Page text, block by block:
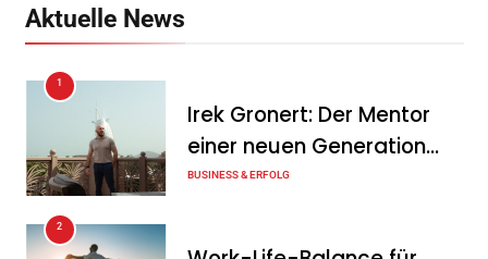
Mitarbeitergespräch pro
Jahr nichts verändert – und
was stattdessen
Verbindlichkeit schafft
Aktuelle News
1
Irek Gronert: Der Mentor
einer neuen Generation
von Unternehmern
BUSINESS & ERFOLG
2